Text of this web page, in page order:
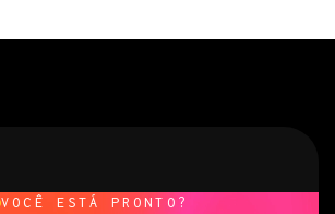
VOCÊ ESTÁ PRONTO?